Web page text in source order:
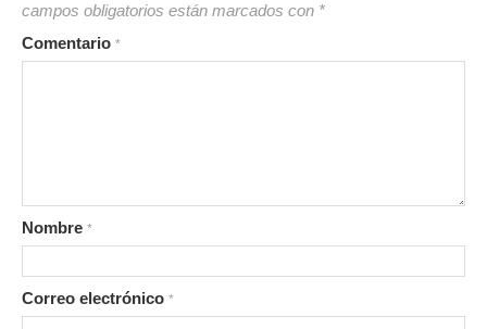
campos obligatorios están marcados con *
Comentario *
Nombre *
Correo electrónico *